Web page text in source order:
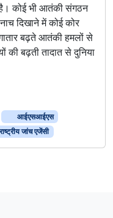
है। कोई भी आतंकी संगठन
दिखाने में कोई कोर
बढ़ते आतंकी हमलों से
बढ़ती तादात से दुनिया
आईएसआईएस
राष्ट्रीय जांच एजेंसी